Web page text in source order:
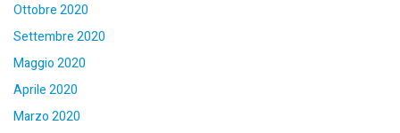
Ottobre 2020
Settembre 2020
Maggio 2020
Aprile 2020
Marzo 2020